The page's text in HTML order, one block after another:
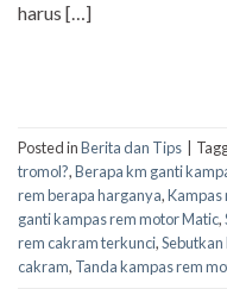
harus […]
Posted inBerita dan Tips
tromol?,Berapa km ganti
rem berapa harganya,Kampas
ganti kampas rem motor Matic,
rem cakram terkunci,
cakram, Tanda kampas rem